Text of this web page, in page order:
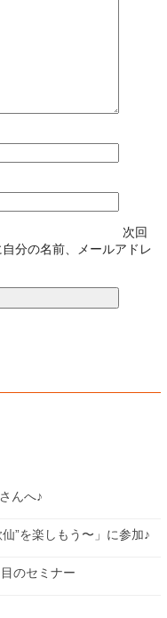
次回
分の名前、メールアドレ
んへ♪
”を楽しもう〜」に参加♪
のセミナー